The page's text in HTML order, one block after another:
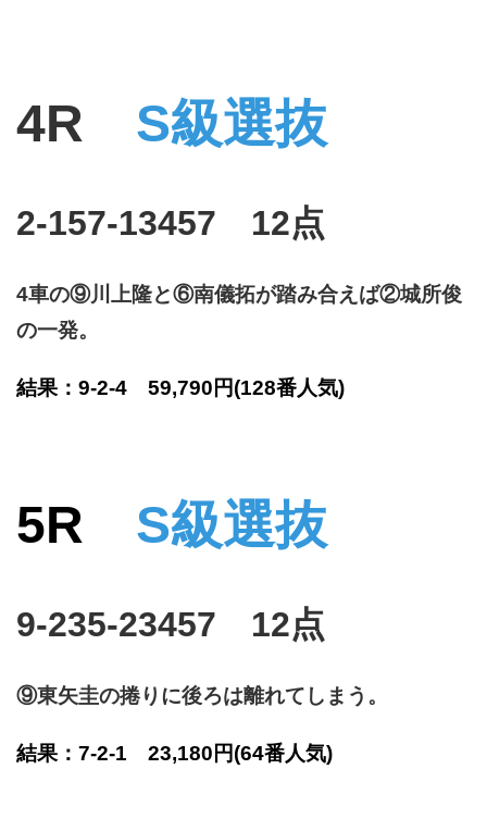
4R S級選抜
2-157-13457 12点
4車の⑨川上隆と⑥南儀拓が踏み合えば②城所俊
の一発。
結果：9-2-4 59,790円(128番人気)
5R S級選抜
9-235-23457 12点
⑨東矢圭の捲りに後ろは離れてしまう。
結果：7-2-1 23,180円(64番人気)